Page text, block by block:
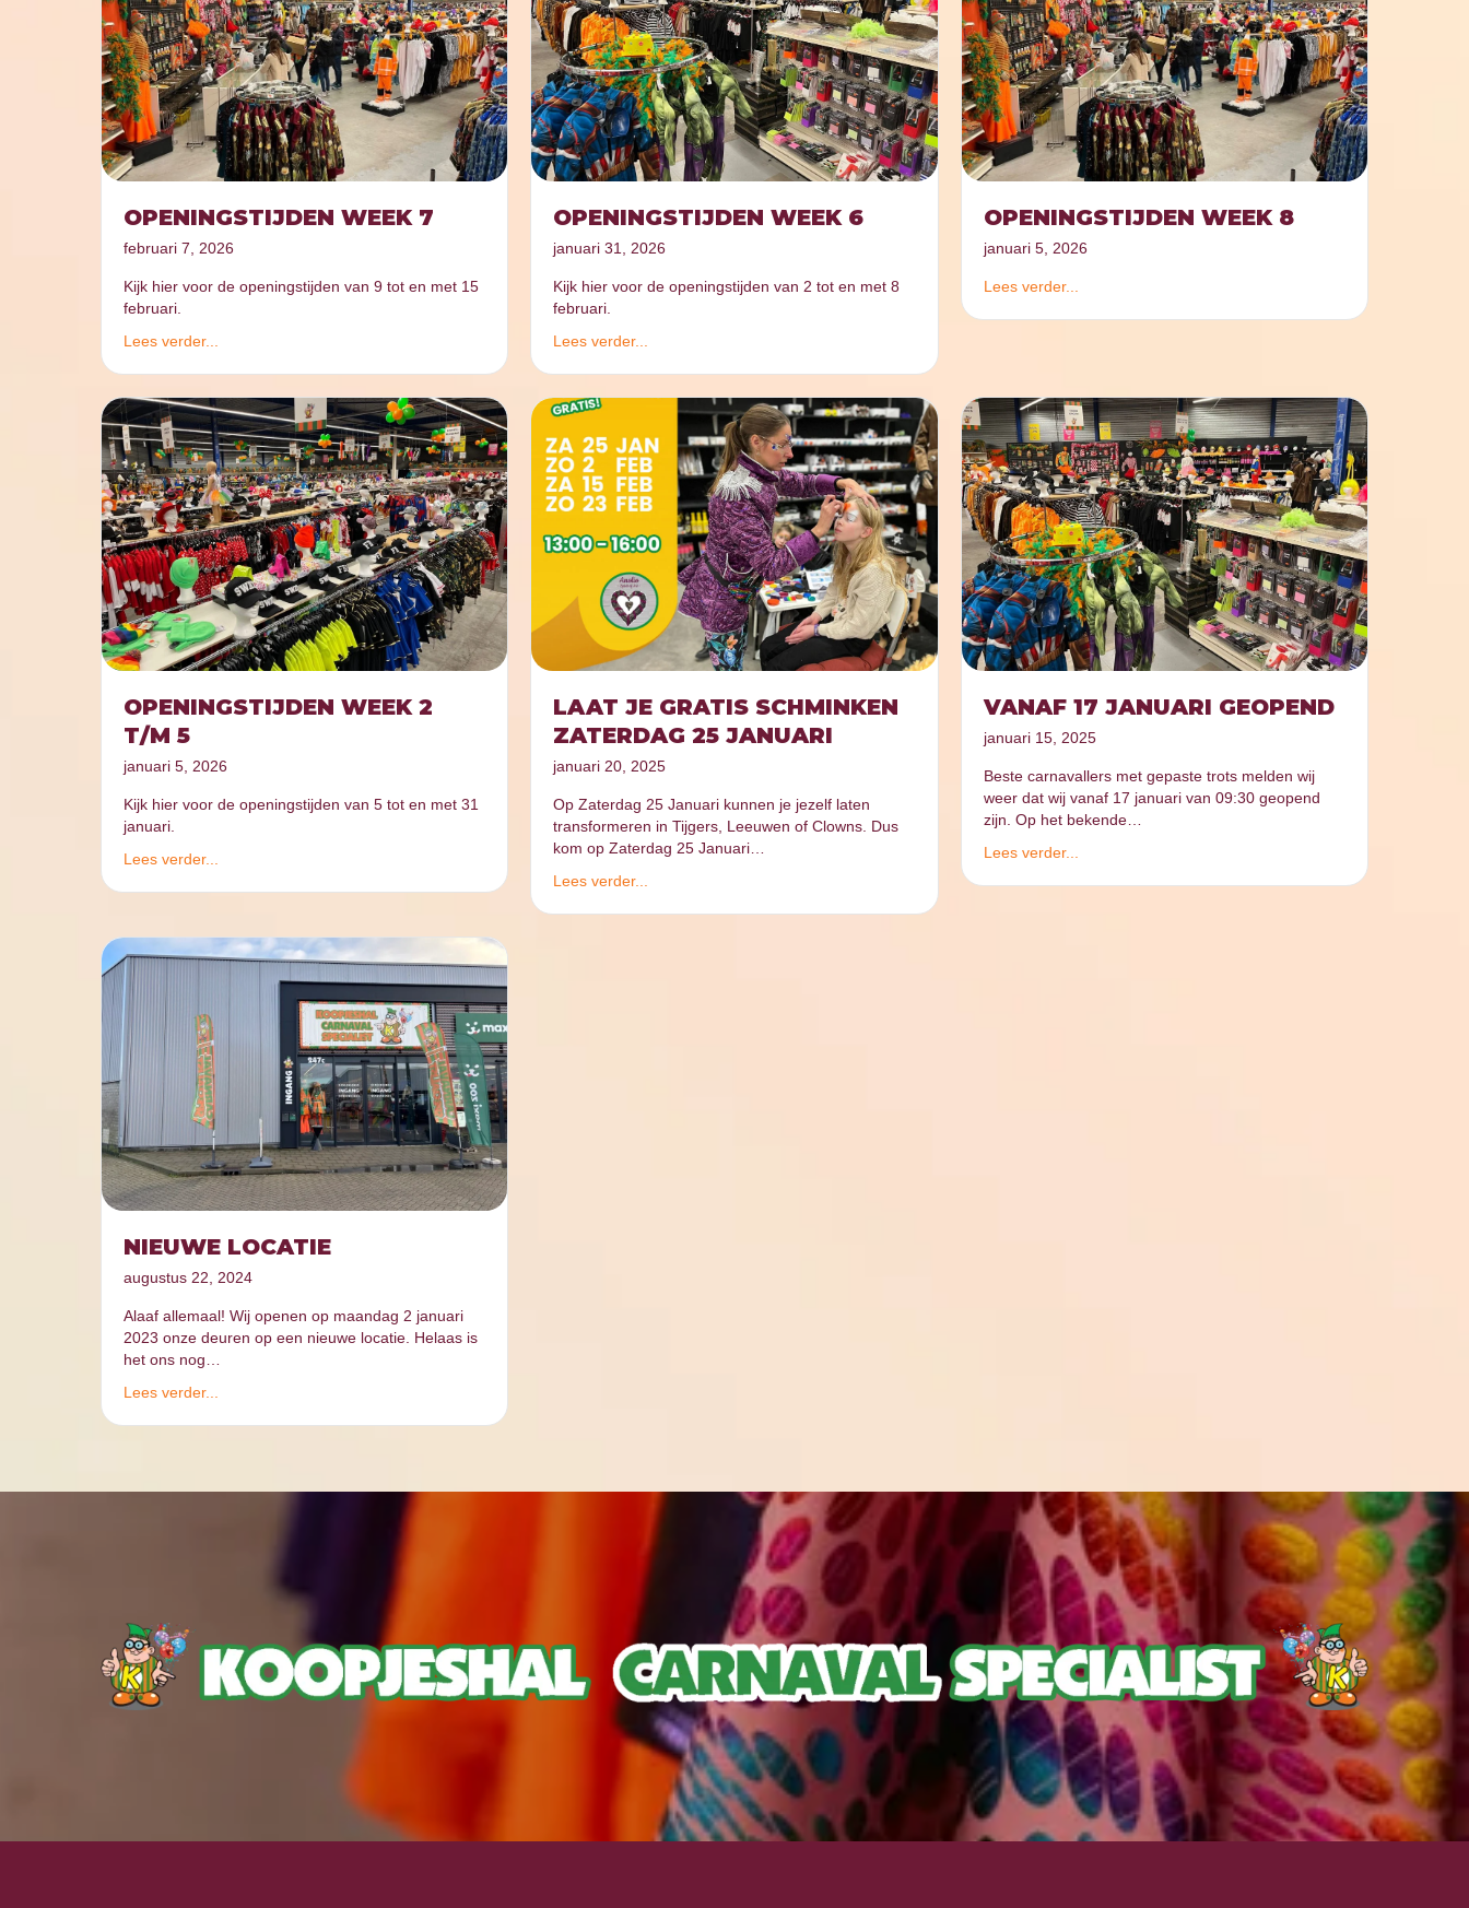
OPENINGSTIJDEN WEEK 7
februari 7, 2026
Kijk hier voor de openingstijden van 9 tot en met 15
februari.
Lees verder...
OPENINGSTIJDEN WEEK 6
januari 31, 2026
Kijk hier voor de openingstijden van 2 tot en met 8
februari.
Lees verder...
OPENINGSTIJDEN WEEK 8
januari 5, 2026
Lees verder...
OPENINGSTIJDEN WEEK 2
T/M 5
januari 5, 2026
Kijk hier voor de openingstijden van 5 tot en met 31
januari.
Lees verder...
LAAT JE GRATIS SCHMINKEN
ZATERDAG 25 JANUARI
januari 20, 2025
Op Zaterdag 25 Januari kunnen je jezelf laten
transformeren in Tijgers, Leeuwen of Clowns. Dus
kom op Zaterdag 25 Januari…
Lees verder...
VANAF 17 JANUARI GEOPEND
januari 15, 2025
Beste carnavallers met gepaste trots melden wij
weer dat wij vanaf 17 januari van 09:30 geopend
zijn. Op het bekende…
Lees verder...
NIEUWE LOCATIE
augustus 22, 2024
Alaaf allemaal! Wij openen op maandag 2 januari
2023 onze deuren op een nieuwe locatie. Helaas is
het ons nog…
Lees verder...